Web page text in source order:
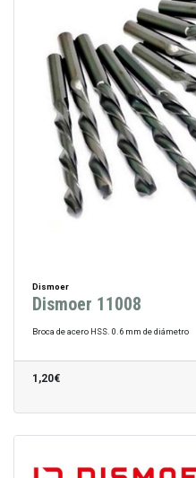
Dismoer
Dismoer 11008
Broca de acero HSS. 0.6 mm de diámetro
1,20€